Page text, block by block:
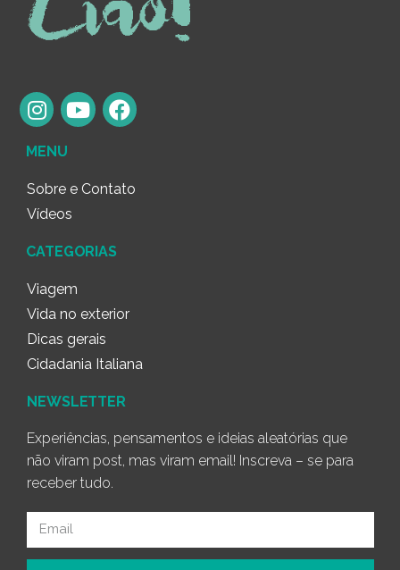
MENU
Sobre e Contato
Vídeos
CATEGORIAS
Viagem
Vida no exterior
Dicas gerais
Cidadania Italiana
NEWSLETTER
Experiências, pensamentos e ideias aleatórias que
não viram post, mas viram email! Inscreva – se para
receber tudo.